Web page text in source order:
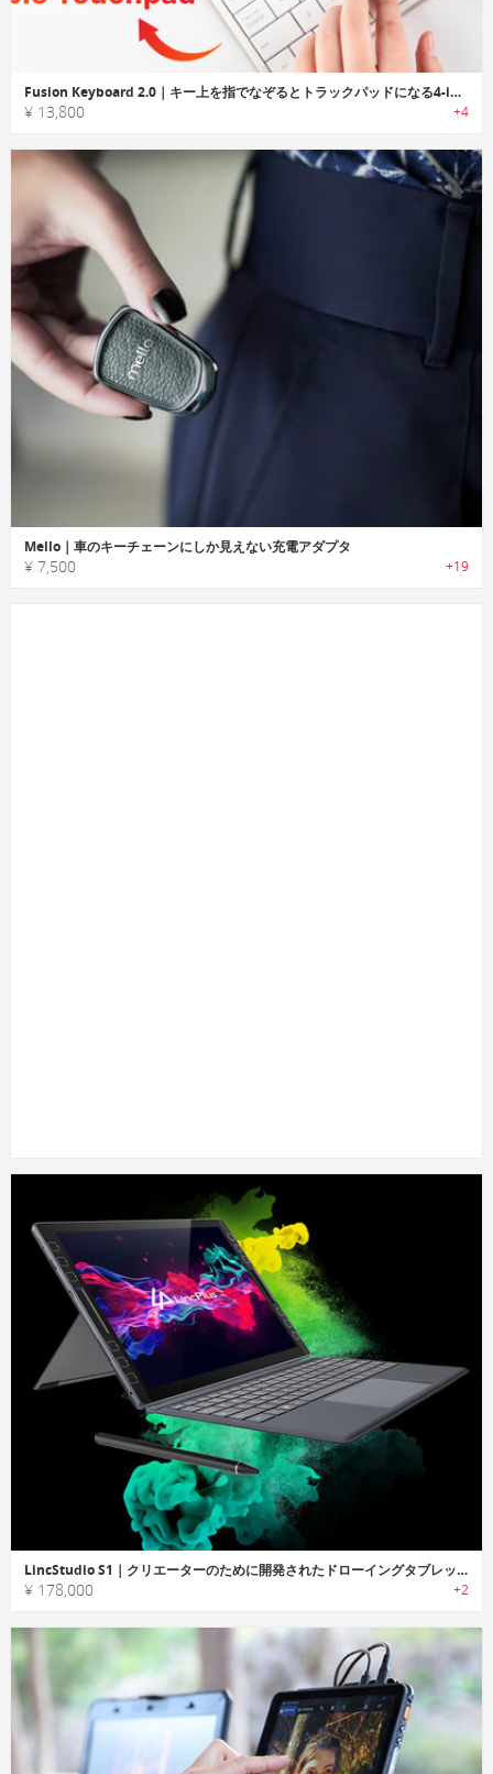
Fusion Keyboard 2.0｜キー上を指でなぞるとトラックパッドになる4-in-1キーボード
¥ 13,800 +4
Mello｜車のキーチェーンにしか見えない充電アダプタ
¥ 7,500 +19
LincStudio S1｜クリエーターのために開発されたドローイングタブレット
¥ 178,000 +2